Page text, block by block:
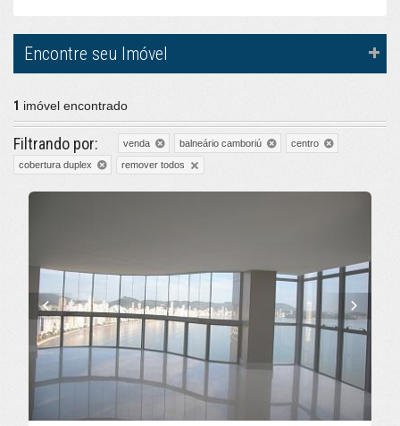
Encontre seu Imóvel
1 imóvel encontrado
Filtrando por: venda balneário camboriú
centro
cobertura duplex
remover todos